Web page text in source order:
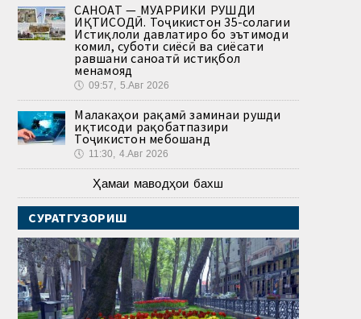
САНОАТ — МУҲАРРИКИ РУШДИ
ИҚТИСОДӢ. Тоҷикистон 35-солагии
Истиқлоли давлатиро бо эътимоди
комил, суботи сиёсӣ ва сиёсати
равшани саноатӣ истиқбол
менамояд
🕔 09:57, 5.Авг 2026
Малакаҳои рақамӣ заминаи рушди
иқтисоди рақобатпазири
Тоҷикистон мебошанд
🕔 11:30, 4.Авг 2026
Ҳамаи маводҳои бахш
СУРАТГУЗОРИШ